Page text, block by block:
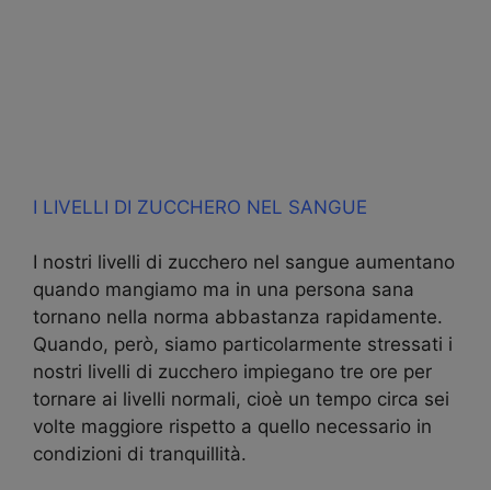
I LIVELLI DI ZUCCHERO NEL SANGUE
I nostri livelli di zucchero nel sangue aumentano
quando mangiamo ma in una persona sana
tornano nella norma abbastanza rapidamente.
Quando, però, siamo particolarmente stressati i
nostri livelli di zucchero impiegano tre ore per
tornare ai livelli normali, cioè un tempo circa sei
volte maggiore rispetto a quello necessario in
condizioni di tranquillità.